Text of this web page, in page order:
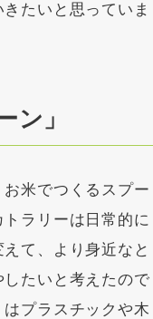
たいと思っていま
ン」
米でつくるスプー
ラリーは日常的に
て、より身近なと
たいと考えたので
プラスチックや木